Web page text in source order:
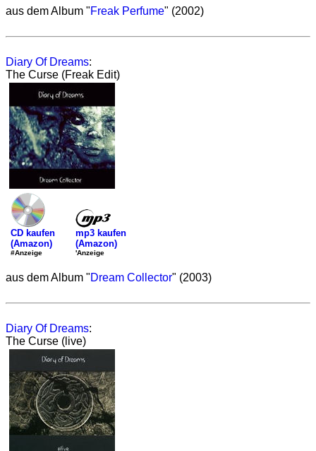
aus dem Album "Freak Perfume" (2002)
Diary Of Dreams:
The Curse (Freak Edit)
CD kaufen
(Amazon)
#Anzeige
mp3 kaufen
(Amazon)
'Anzeige
aus dem Album "Dream Collector" (2003)
Diary Of Dreams:
The Curse (live)